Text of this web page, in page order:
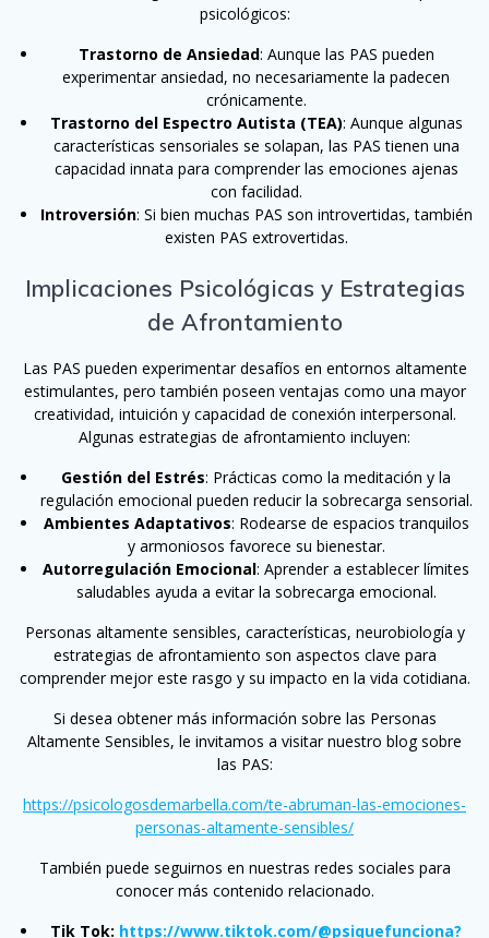
psicológicos:
Trastorno de Ansiedad: Aunque las PAS pueden
experimentar ansiedad, no necesariamente la padecen
crónicamente.
Trastorno del Espectro Autista (TEA): Aunque algunas
características sensoriales se solapan, las PAS tienen una
capacidad innata para comprender las emociones ajenas
con facilidad.
Introversión: Si bien muchas PAS son introvertidas, también
existen PAS extrovertidas.
Implicaciones Psicológicas y Estrategias
de Afrontamiento
Las PAS pueden experimentar desafíos en entornos altamente
estimulantes, pero también poseen ventajas como una mayor
creatividad, intuición y capacidad de conexión interpersonal.
Algunas estrategias de afrontamiento incluyen:
Gestión del Estrés: Prácticas como la meditación y la
regulación emocional pueden reducir la sobrecarga sensorial.
Ambientes Adaptativos: Rodearse de espacios tranquilos
y armoniosos favorece su bienestar.
Autorregulación Emocional: Aprender a establecer límites
saludables ayuda a evitar la sobrecarga emocional.
Personas altamente sensibles, características, neurobiología y
estrategias de afrontamiento son aspectos clave para
comprender mejor este rasgo y su impacto en la vida cotidiana.
Si desea obtener más información sobre las Personas
Altamente Sensibles, le invitamos a visitar nuestro blog sobre
las PAS:
https://psicologosdemarbella.com/te-abruman-las-emociones-
personas-altamente-sensibles/
También puede seguirnos en nuestras redes sociales para
conocer más contenido relacionado.
Tik Tok: https://www.tiktok.com/@psiquefunciona?